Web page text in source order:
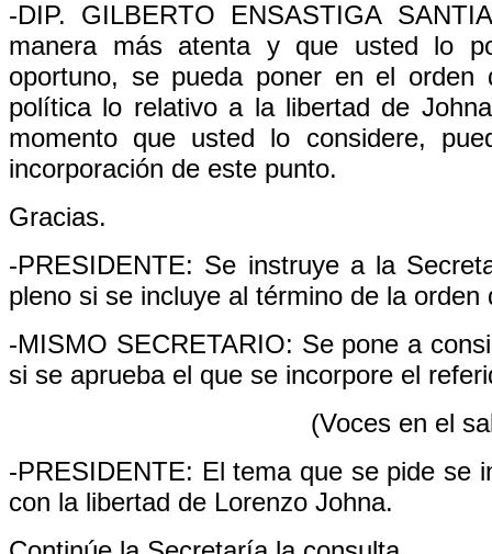
-DIP. GILBERTO ENSASTIGA
manera más atenta y que usted lo
oportuno, se pueda poner en el
política lo relativo a la libertad de
momento que usted lo considere,
incorporación de este punto.
Gracias.
-PRESIDENTE: Se instruye a la
pleno si se incluye al término de la
-MISMO SECRETARIO: Se pone a
si se aprueba el que se incorpore el
(Voces en el
-PRESIDENTE: El tema que se pide se
con la libertad de Lorenzo Johna.